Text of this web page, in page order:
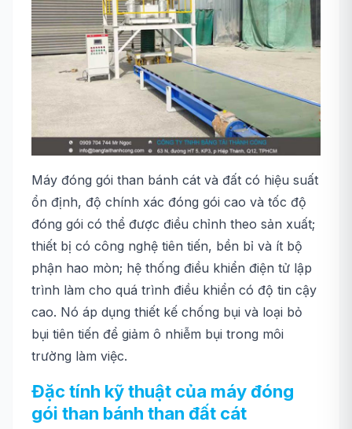
Máy đóng gói than bánh cát và đất có hiệu suất
ổn định, độ chính xác đóng gói cao và tốc độ
đóng gói có thể được điều chỉnh theo sản xuất;
thiết bị có công nghệ tiên tiến, bền bỉ và ít bộ
phận hao mòn; hệ thống điều khiển điện tử lập
trình làm cho quá trình điều khiển có độ tin cậy
cao. Nó áp dụng thiết kế chống bụi và loại bỏ
bụi tiên tiến để giảm ô nhiễm bụi trong môi
trường làm việc.
Đặc tính kỹ thuật của máy đóng
gói than bánh than đất cát